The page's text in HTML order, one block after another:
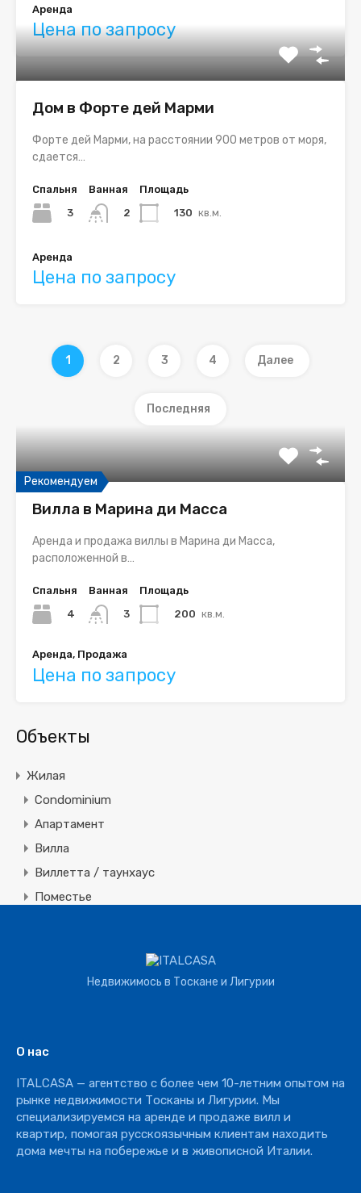
Аренда
Цена по запросу
Дом в Форте дей Марми
Форте дей Марми, на расстоянии 900 метров от моря,
сдается…
Спальня
3
Ванная
2
Площадь
130 кв.м.
Аренда
Цена по запросу
1 2 3 4 Далее
Последняя
Рекомендуем
Вилла в Марина ди Масса
Аренда и продажа виллы в Марина ди Масса,
расположенной в…
Спальня
4
Ванная
3
Площадь
200 кв.м.
Аренда, Продажа
Цена по запросу
Объекты
Жилая
Condominium
Апартамент
Вилла
Виллетта / таунхаус
Поместье
Ресторан
Недвижимось в Тоскане и Лигурии
О нас
ITALCASA — агентство с более чем 10-летним опытом на
рынке недвижимости Тосканы и Лигурии. Мы
специализируемся на аренде и продаже вилл и
квартир, помогая русскоязычным клиентам находить
дома мечты на побережье и в живописной Италии.